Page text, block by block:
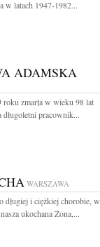
w latach 1947-1982...
ADAMSKA
zmarła w wieku 98 lat
długoletni pracownik...
WARSZAWA
długiej i ciężkiej chorobie, w
ukochana Żona,...